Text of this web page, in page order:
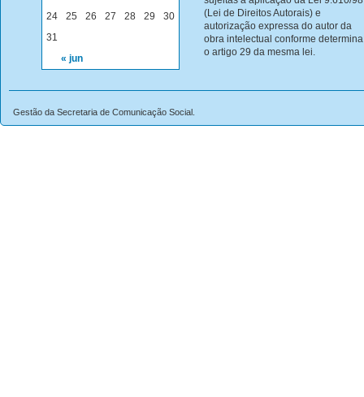
« jun
24
25 26 27 28 29
30
31
(Lei de Direitos Autorais) e
autorização expressa do autor da
obra intelectual conforme determina
o artigo 29 da mesma lei.
Gestão da Secretaria de Comunicação Social.